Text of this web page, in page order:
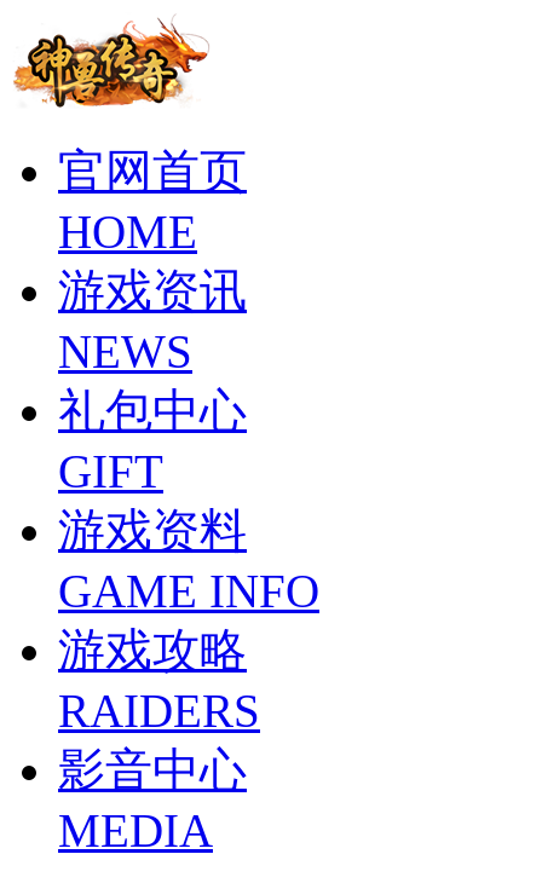
官网首页
HOME
游戏资讯
NEWS
礼包中心
GIFT
游戏资料
GAME INFO
游戏攻略
RAIDERS
影音中心
MEDIA